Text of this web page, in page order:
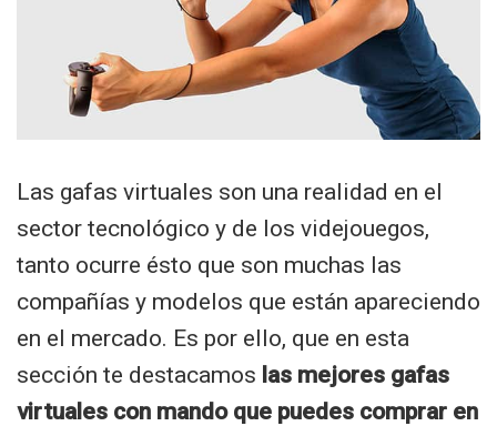
Las gafas virtuales son una realidad en el
sector tecnológico y de los videjouegos,
tanto ocurre ésto que son muchas las
compañías y modelos que están apareciendo
en el mercado. Es por ello, que en esta
sección te destacamos las mejores gafas
virtuales con mando que puedes comprar en